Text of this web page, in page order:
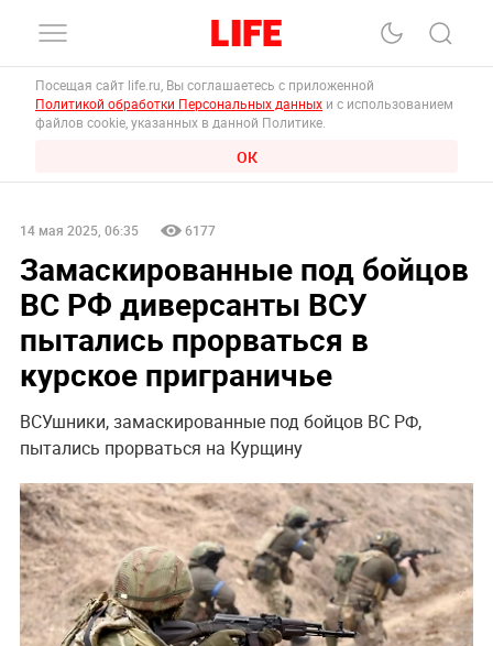
Посещая сайт life.ru, Вы соглашаетесь с приложенной
Политикой обработки Персональных данных и с использованием
файлов cookie, указанных в данной Политике.
ОК
14 мая 2025, 06:35 6177
Замаскированные под бойцов
ВС РФ диверсанты ВСУ
пытались прорваться в
курское приграничье
ВСУшники, замаскированные под бойцов ВС РФ,
пытались прорваться на Курщину